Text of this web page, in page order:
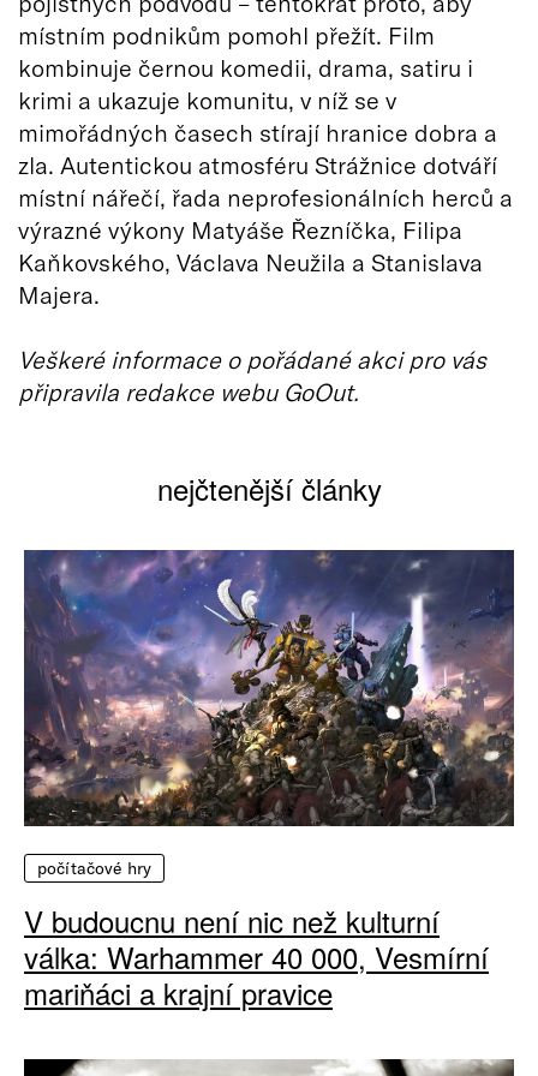
místním podnikům pomohl přežít. Film
kombinuje černou komedii, drama, satiru i
krimi a ukazuje komunitu, v níž se v
mimořádných časech stírají hranice dobra a
zla. Autentickou atmosféru Strážnice dotváří
místní nářečí, řada neprofesionálních herců a
výrazné výkony Matyáše Řezníčka, Filipa
Kaňkovského, Václava Neužila a Stanislava
Majera.
Veškeré informace o pořádané akci pro vás
připravila redakce webu GoOut.
nejčtenější články
počítačové hry
V budoucnu není nic než kulturní
válka: Warhammer 40 000, Vesmírní
mariňáci a krajní pravice